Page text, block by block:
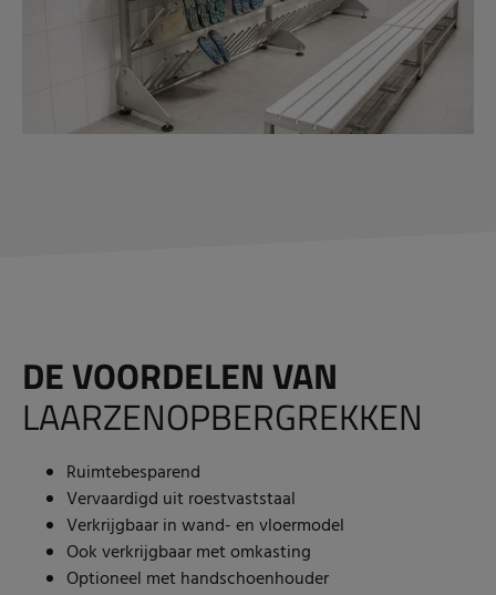
DE VOORDELEN VAN
LAARZENOPBERGREKKEN
Ruimtebesparend
Vervaardigd uit roestvaststaal
Verkrijgbaar in wand- en vloermodel
Ook verkrijgbaar met omkasting
Optioneel met handschoenhouder